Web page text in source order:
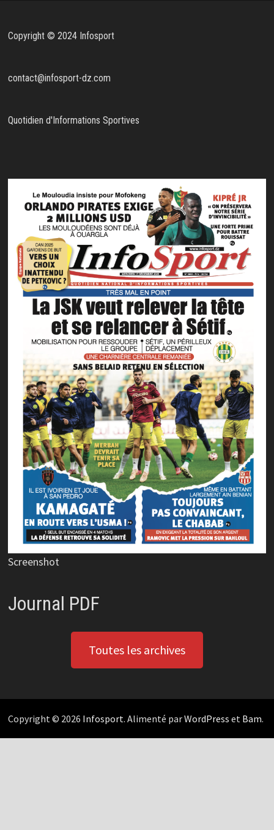
Copyright © 2024 Infosport
contact@infosport-dz.com
Quotidien d'Informations Sportives
Screenshot
Journal PDF
Toutes les archives
Copyright © 2026 Infosport. Alimenté parWordPress et Bam.